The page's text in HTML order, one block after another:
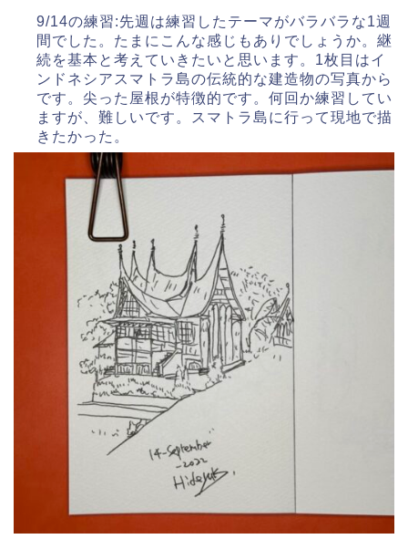
9/14の練習:先週は練習したテーマがバラバラな1週
間でした。たまにこんな感じもありでしょうか。継
続を基本と考えていきたいと思います。1枚目はイ
ンドネシアスマトラ島の伝統的な建造物の写真から
です。尖った屋根が特徴的です。何回か練習してい
ますが、難しいです。スマトラ島に行って現地で描
きたかった。